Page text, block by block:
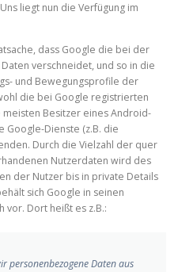
liegt nun die Verfügung im
dass Google die bei der
verschneidet, und so in die
und Bewegungsprofile der
die bei Google registrierten
meisten Besitzer eines Android-
Google-Dienste (z.B. die
Durch die Vielzahl der quer
Nutzerdaten wird des
der Nutzer bis in private Details
sich Google in seinen
vor. Dort heißt es z.B.:
personenbezogene Daten aus